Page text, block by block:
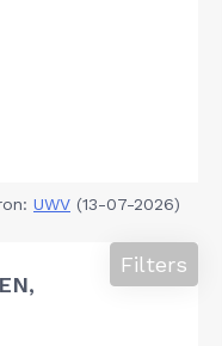
UWV (13-07-2026)
Filters